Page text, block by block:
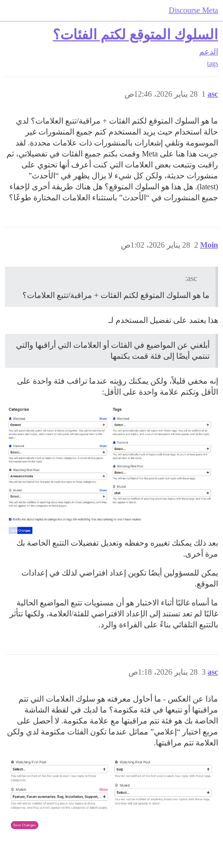
Discourse Meta
السلوك المتوقع لكتم الفئات؟
الدعم
tags
asc 28 يناير 2026، 12:46ص 1
ما هو السلوك المتوقع لكتم الفئات + مراقبة/تتبع العلامات؟ لدي
حالة استخدام حيث يريد المستخدم كتم جميع المنشورات غير
الموسومة وتلقي إشعارات بالمنشورات ذات علامات محددة. لقد
جربت هذا هنا على Meta وقمت بكتم جميع الفئات في تفضيلاتي، ثم
راقبت وتتبعت بعض العلامات التي كنت أعرف أنها تحتوي على
منشورات حديثة، ولكن كل شيء لا يزال يظهر في “الأحدث”
(latest). هل هذا هو السلوك المتوقع؟ هل هناك طريقة أخرى لإخفاء
جميع المنشورات في “الأحدث” باستثناء العلامات المختارة طوعًا؟
Moin 28 يناير 2026، 1:02ص 2
asc:
ما هو السلوك المتوقع لكتم الفئات + مراقبة/تتبع العلامات؟
هذا يعتمد على تفضيل المستخدم لـ
أبلغني عن المواضيع في الفئات أو العلامات التي أراقبها والتي
تنتمي أيضًا إلى فئة قمت بكتمها
إنه مخفي قليلاً، ولكن يمكنك رؤيته عندما تراقب فئة واحدة على
الأقل وتكتم علامة واحدة على الأقل:
بعد ذلك يمكنك تغييره وحفظه وتعديل تفضيلات التتبع الخاصة بك
مرة أخرى.
يمكن للمسؤولين أيضًا تكوين إعداد افتراضي لذلك في إعدادات
الموقع.
ما أنساه غالبًا أثناء الاختبار هو أن مستويات تتبع المواضيع الحالية
غالبًا لم تعد تستند إلى الإعداد الافتراضي للفئة/العلامة، ولكنها تتأثر
بالتتبع التلقائي بناءً على القراءة والرد.
asc 28 يناير 2026، 1:18ص 3
ماذا عن العكس - ما أحاول معرفته هو سلوك العلامات التي تتم
مراقبتها أو تتبعها في فئة مكتومة؟ ما لديك في لقطة الشاشة
الخاصة بك هو فئة تتم مراقبتها مع علامة مكتومة. لا أحصل على
مربع اختيار “إعلامي” مماثل عندما تكون الفئات مكتومة لدي ولكن
العلامة تتم مراقبتها.